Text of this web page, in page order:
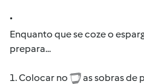
.
Enquanto que se coze o
prepara...
1. Colocar no
as sobras de